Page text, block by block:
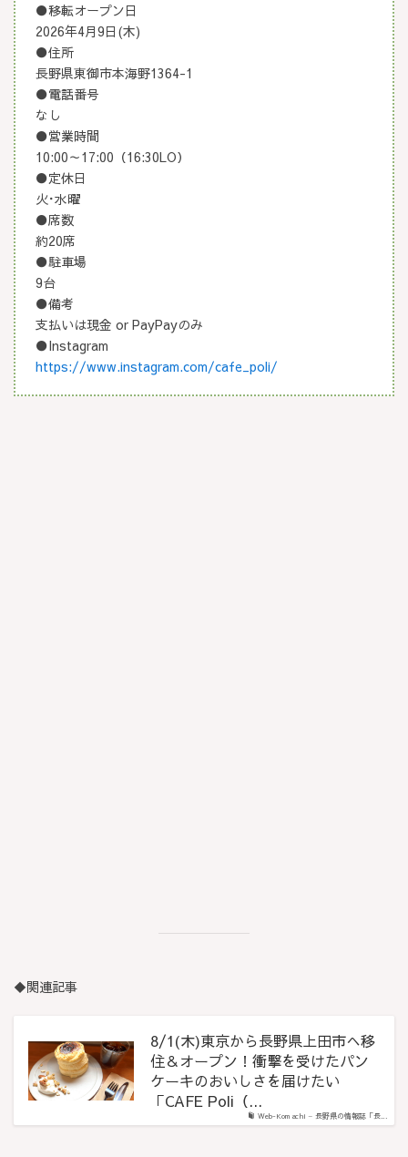
●移転オープン日
2026年4月9日(木)
●住所
長野県東御市本海野1364-1
●電話番号
なし
●営業時間
10:00～17:00（16:30LO）
●定休日
火･水曜
●席数
約20席
●駐車場
9台
●備考
支払いは現金 or PayPayのみ
●Instagram
https://www.instagram.com/cafe_poli/
◆関連記事
Web-Komachi – 長野県の情報誌「長...
8/1(木)東京から長野県上田市へ移
住＆オープン！衝撃を受けたパン
ケーキのおいしさを届けたい
「CAFE Poli（...